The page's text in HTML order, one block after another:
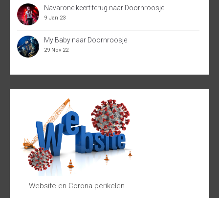
Navarone keert terug naar Doornroosje
9 Jan 23
My Baby naar Doornroosje
29 Nov 22
Website en Corona perikelen